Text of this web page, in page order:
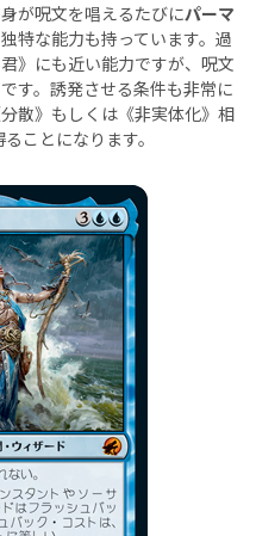
が呪文を唱えるたびにパーマ
特な能力も持っています。過
》にも近い能力ですが、呪文
す。誘発させる条件も非常に
散》もしくは《非実体化》相
ことになります。